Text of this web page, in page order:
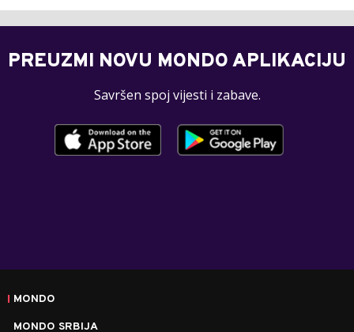
PREUZMI NOVU MONDO APLIKACIJU
Savršen spoj vijesti i zabave.
MONDO
MONDO SRBIJA